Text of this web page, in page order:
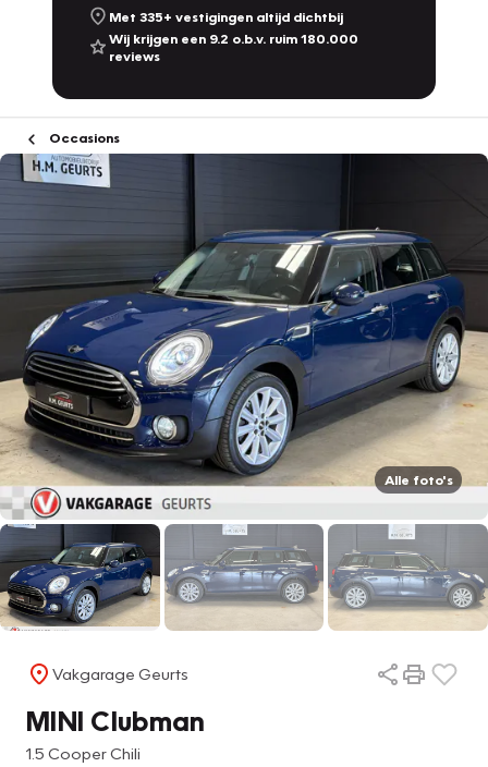
Met 335+ vestigingen altijd dichtbij
Wij krijgen een 9.2 o.b.v. ruim 180.000
reviews
Occasions
Alle foto's
Vakgarage Geurts
MINI Clubman
1.5 Cooper Chili